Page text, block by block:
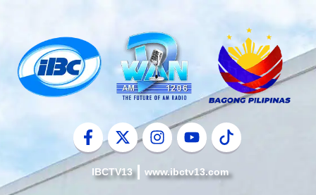
content
IBCTV13 www.ibctv13.com